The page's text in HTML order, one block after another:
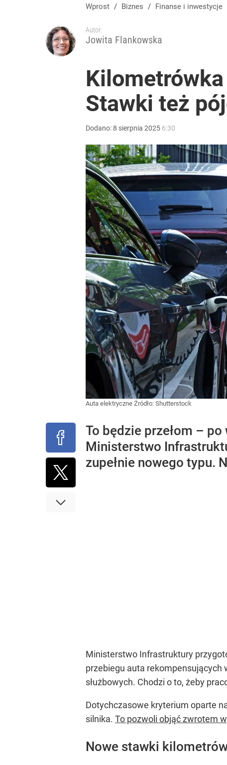
Wprost / Biznes / Finanse i inwestycje
Autor:
Jowita Flankowska
Stawki też
Dodano:8 sierpnia 2025 6:30
Auta elektryczne Źródło: Shutterstock
To będzie przełom –
Ministerstwo
zupełnie nowego typu.
Ministerstwo Infrastruktury
przebiegu auta
służbowych. Chodzi o to, żeby
Dotychczasowe kryterium oparte
silnika. To pozwoli objąć zwrotem
Nowe stawki